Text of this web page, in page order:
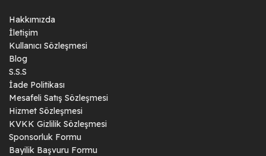
Hakkımızda
İletişim
Kullanıcı Sözleşmesi
Blog
S.S.S
İade Politikası
Mesafeli Satış Sözleşmesi
Hizmet Sözleşmesi
KVKK Gizlilik Sözleşmesi
Sponsorluk Formu
Bayilik Başvuru Formu